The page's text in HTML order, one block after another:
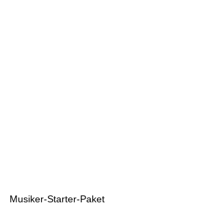
Musiker-Starter-Paket